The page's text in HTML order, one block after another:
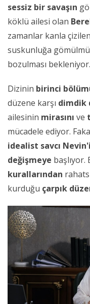
sessiz bir savaşın
köklü ailesi olan
zamanlar kanla çizilen
suskunluğa
bozulması bekleniyor.
Dizinin birinci
düzene karşı dimdik
ailesinin mirasını ve
mücadele ediyor.
idealist savcı
değişmeye başlıyor.
kurallarından
kurduğu çarpık